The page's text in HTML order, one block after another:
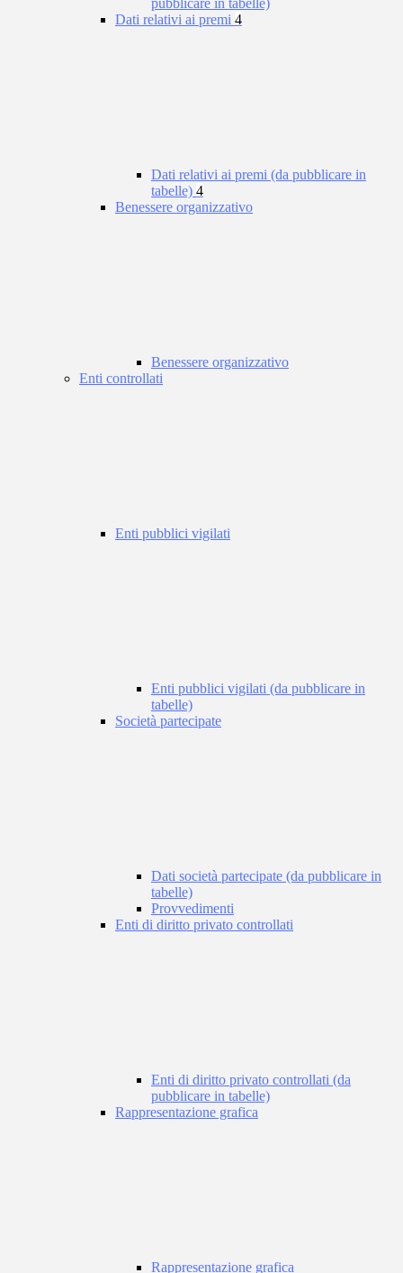
pubblicare in tabelle)
Dati relativi ai premi 4
Dati relativi ai premi (da pubblicare in
tabelle) 4
Benessere organizzativo
Benessere organizzativo
Enti controllati
Enti pubblici vigilati
Enti pubblici vigilati (da pubblicare in
tabelle)
Società partecipate
Dati società partecipate (da pubblicare in
tabelle)
Provvedimenti
Enti di diritto privato controllati
Enti di diritto privato controllati (da
pubblicare in tabelle)
Rappresentazione grafica
Rappresentazione grafica